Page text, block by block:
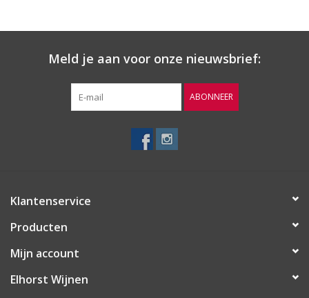
Meld je aan voor onze nieuwsbrief:
ABONNEER
Klantenservice
Producten
Mijn account
Elhorst Wijnen